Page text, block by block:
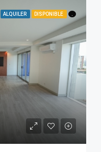
ALQUILER DISPONIBLE